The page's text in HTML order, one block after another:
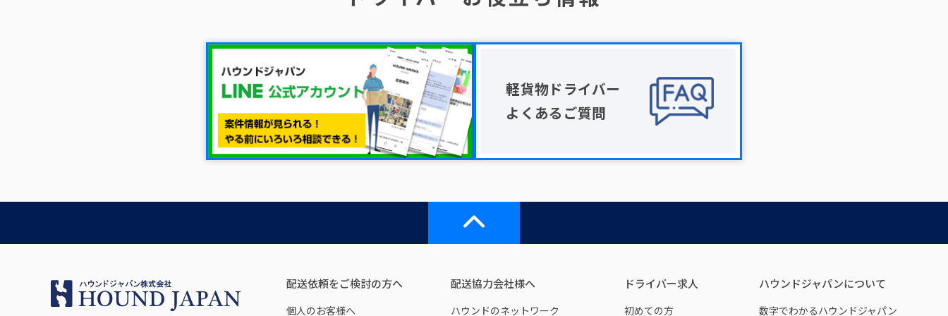
軽貨物ドライバー
よくあるご質問
配送依頼をご検討の方へ
個人のお客様へ
配送協力会社様へ
ハウンドのネットワーク
ドライバー求人
初めての方
ハウンドジャパンについて
数字でわかるハウンドジャパン